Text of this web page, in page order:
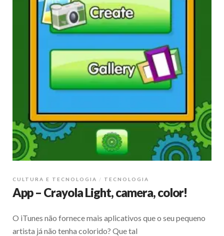
CULTURA E TECNOLOGIA TECNOLOGIA
App – Crayola Light, camera, color!
O iTunes não fornece mais aplicativos que o seu pequeno
artista já não tenha colorido? Que tal